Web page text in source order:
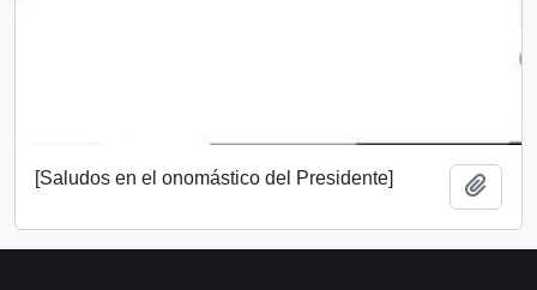
[Saludos en el onomástico del Presidente]